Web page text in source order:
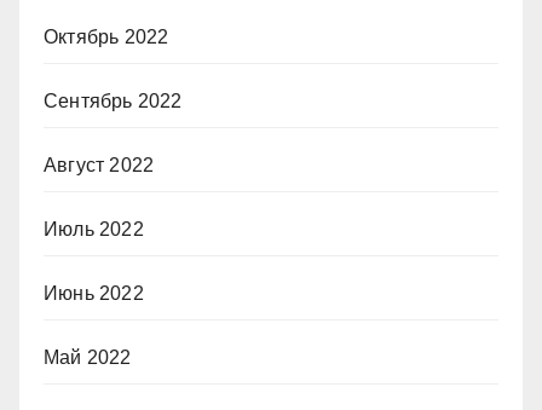
Октябрь 2022
Сентябрь 2022
Август 2022
Июль 2022
Июнь 2022
Май 2022